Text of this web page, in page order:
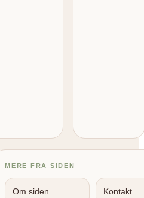
MERE FRA SIDEN
Om siden Kontakt